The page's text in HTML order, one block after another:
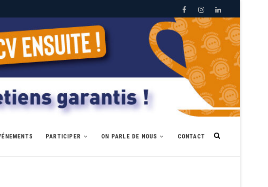
FacebookInstagramLinkedIn
PARTICIPER ON PARLE DE NOUS CONTACT